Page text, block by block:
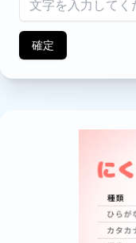
確定